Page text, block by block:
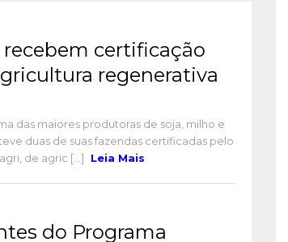
recebem certificação
regenerativa
das maiores produtoras de soja, milho e
duas de suas fazendas certificadas pelo
de agric [...]
Leia Mais
do Programa